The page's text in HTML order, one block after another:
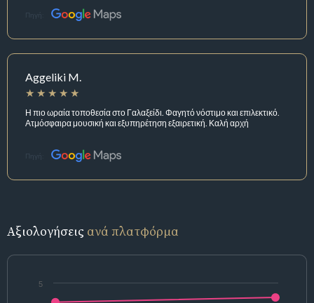
Πηγή:
Aggeliki M.
Η πιο ωραία τοποθεσία στο Γαλαξείδι. Φαγητό νόστιμο και επιλεκτικό.
Ατμόσφαιρα μουσική και εξυπηρέτηση εξαιρετική. Καλή αρχή
Πηγή:
Αξιολογήσεις ανά πλατφόρμα
5